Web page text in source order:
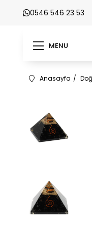
0546 546 23 53
MENU
Anasayfa